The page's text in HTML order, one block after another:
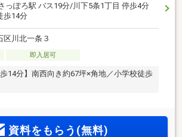
っぽろ駅 バス19分/川下5条1丁目 停歩4分
歩14分
区川北一条３
即入居可
歩14分】南西向き約67坪×角地／小学校徒歩
資料をもらう(無料)